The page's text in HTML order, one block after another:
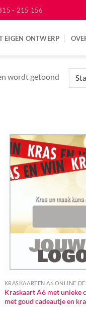
- 215 156
EIGEN ONTWERP
wordt getoond
KRASKAARTEN A6 ONLINE
Kraskaart A6 met unieke
met goud cadeautje en